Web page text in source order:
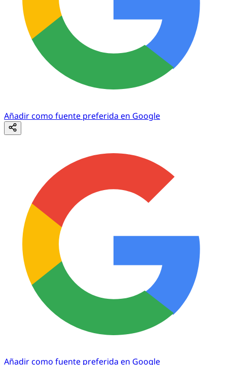
Añadir como fuente preferida en Google
Añadir como fuente preferida en Google